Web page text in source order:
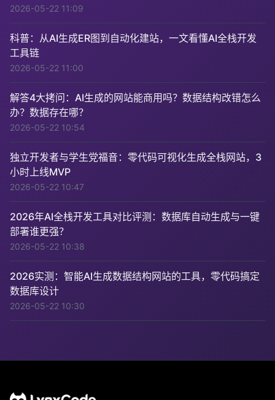
2026-05-22 11:09
科普：从AI生成ER图到自动化建站，一文看懂AI全栈开发
工具链
2026-05-22 11:00
解答4大拷问：AI生成的网站能商用吗？数据结构改错怎么
办？数据存在哪？
2026-05-22 10:54
独立开发者与学生党福音：零代码可视化生成全栈网站，3
小时上线MVP
2026-05-22 10:47
2026年AI全栈开发工具对比评测：数据库自动生成与一键
部署谁更强？
2026-05-22 10:38
2026实测：智能AI生成数据结构网站的工具，零代码搞定
数据库设计
2026-05-22 10:30